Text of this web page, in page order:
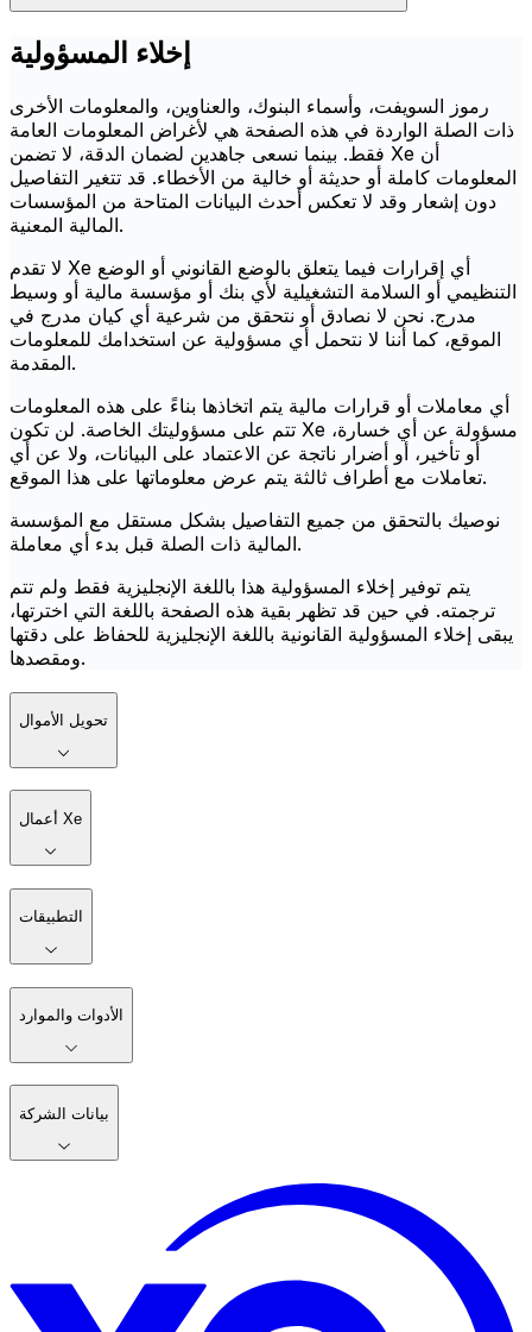
إخلاء المسؤولية
رموز السويفت، وأسماء البنوك، والعناوين، والمعلومات الأخرى
ذات الصلة الواردة في هذه الصفحة هي لأغراض المعلومات العامة
فقط. بينما نسعى جاهدين لضمان الدقة، لا تضمن Xe أن
المعلومات كاملة أو حديثة أو خالية من الأخطاء. قد تتغير التفاصيل
دون إشعار وقد لا تعكس أحدث البيانات المتاحة من المؤسسات
المالية المعنية.
لا تقدم Xe أي إقرارات فيما يتعلق بالوضع القانوني أو الوضع
التنظيمي أو السلامة التشغيلية لأي بنك أو مؤسسة مالية أو وسيط
مدرج. نحن لا نصادق أو نتحقق من شرعية أي كيان مدرج في
الموقع، كما أننا لا نتحمل أي مسؤولية عن استخدامك للمعلومات
المقدمة.
أي معاملات أو قرارات مالية يتم اتخاذها بناءً على هذه المعلومات
تتم على مسؤوليتك الخاصة. لن تكون Xe مسؤولة عن أي خسارة،
أو تأخير، أو أضرار ناتجة عن الاعتماد على البيانات، ولا عن أي
تعاملات مع أطراف ثالثة يتم عرض معلوماتها على هذا الموقع.
نوصيك بالتحقق من جميع التفاصيل بشكل مستقل مع المؤسسة
المالية ذات الصلة قبل بدء أي معاملة.
يتم توفير إخلاء المسؤولية هذا باللغة الإنجليزية فقط ولم تتم
ترجمته. في حين قد تظهر بقية هذه الصفحة باللغة التي اخترتها،
يبقى إخلاء المسؤولية القانونية باللغة الإنجليزية للحفاظ على دقتها
ومقصدها.
تحويل الأموال
أعمال Xe
التطبيقات
الأدوات والموارد
بيانات الشركة